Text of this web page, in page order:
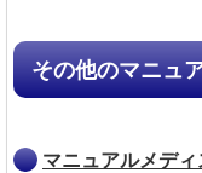
その他のマニュ
マニュアルメデ